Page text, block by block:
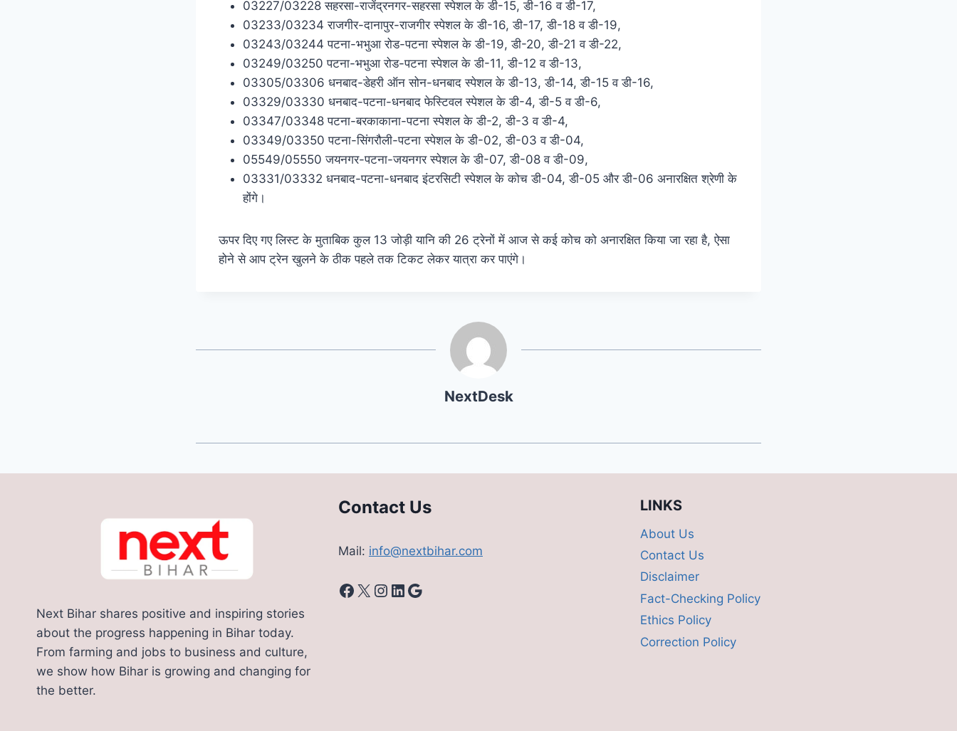
03227/03228 सहरसा-राजेंद्रनगर-सहरसा स्पेशल के डी-15, डी-16 व डी-17,
03233/03234 राजगीर-दानापुर-राजगीर स्पेशल के डी-16, डी-17, डी-18 व डी-19,
03243/03244 पटना-भभुआ रोड-पटना स्पेशल के डी-19, डी-20, डी-21 व डी-22,
03249/03250 पटना-भभुआ रोड-पटना स्पेशल के डी-11, डी-12 व डी-13,
03305/03306 धनबाद-डेहरी ऑन सोन-धनबाद स्पेशल के डी-13, डी-14, डी-15 व डी-16,
03329/03330 धनबाद-पटना-धनबाद फेस्टिवल स्पेशल के डी-4, डी-5 व डी-6,
03347/03348 पटना-बरकाकाना-पटना स्पेशल के डी-2, डी-3 व डी-4,
03349/03350 पटना-सिंगरौली-पटना स्पेशल के डी-02, डी-03 व डी-04,
05549/05550 जयनगर-पटना-जयनगर स्पेशल के डी-07, डी-08 व डी-09,
03331/03332 धनबाद-पटना-धनबाद इंटरसिटी स्पेशल के कोच डी-04, डी-05 और डी-06 अनारक्षित श्रेणी के
होंगे।
ऊपर दिए गए लिस्ट के मुताबिक कुल 13 जोड़ी यानि की 26 ट्रेनों में आज से कई कोच को अनारक्षित किया जा रहा है, ऐसा
होने से आप ट्रेन खुलने के ठीक पहले तक टिकट लेकर यात्रा कर पाएंगे।
NextDesk
Next Bihar shares positive and inspiring stories
about the progress happening in Bihar today.
From farming and jobs to business and culture,
we show how Bihar is growing and changing for
the better.
Contact Us
Mail: info@nextbihar.com
Facebook
X Instagram
LinkedIn
Google
LINKS
About Us
Contact Us
Disclaimer
Fact-Checking Policy
Ethics Policy
Correction Policy